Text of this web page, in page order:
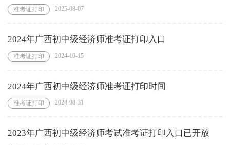
准考证打印 2025-08-07
2024年广西初中级经济师准考证打印入口
准考证打印 2024-10-15
2024年广西初中级经济师准考证打印时间
准考证打印 2024-08-31
2023年广西初中级经济师考试准考证打印入口已开放